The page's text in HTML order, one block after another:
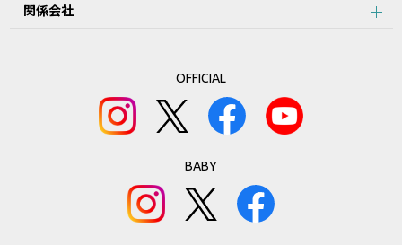
関係会社
OFFICIAL
BABY